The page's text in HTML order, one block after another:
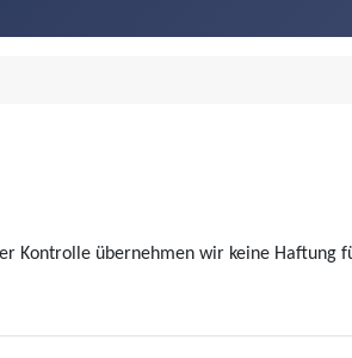
Kontrolle übernehmen wir keine Haftung